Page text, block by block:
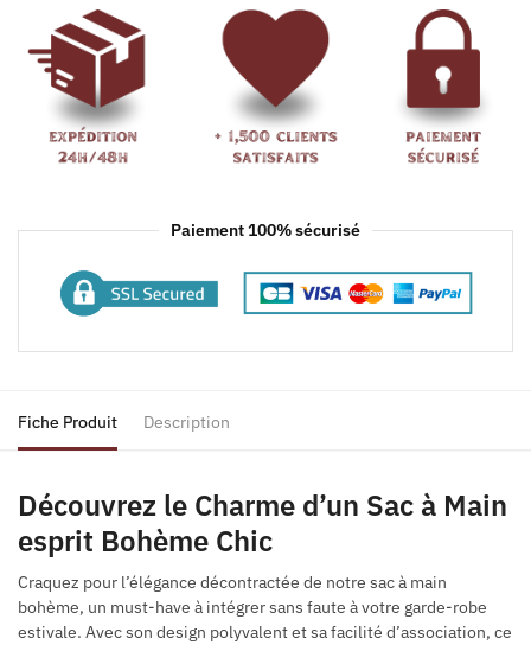
Paiement 100% sécurisé
Fiche Produit Description
Découvrez le Charme d’un Sac à Main
esprit Bohème Chic
Craquez pour l’élégance décontractée de notre sac à main
bohème, un must-have à intégrer sans faute à votre garde-robe
estivale. Avec son design polyvalent et sa facilité d’association, ce